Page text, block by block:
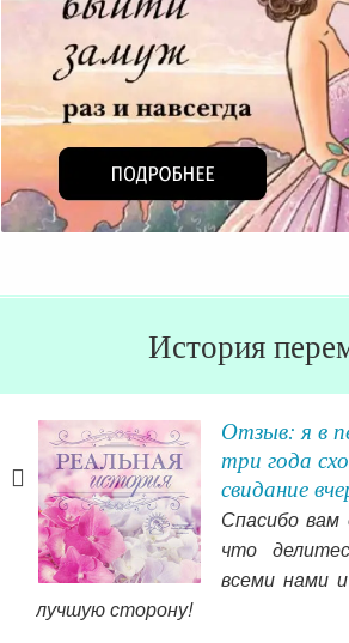
История
Отзыв: я в
три года
свидание
Спасибо вам
что
всеми нами
лучшую сторону!